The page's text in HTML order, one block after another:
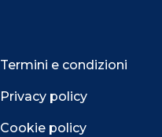
Termini e condizioni
Privacy policy
Cookie policy